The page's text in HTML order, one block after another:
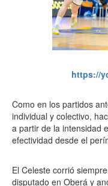
https://
Como en los partidos
individual y colectivo,
a partir de la intensidad
efectividad desde el
El Celeste corrió
disputado en Oberá y